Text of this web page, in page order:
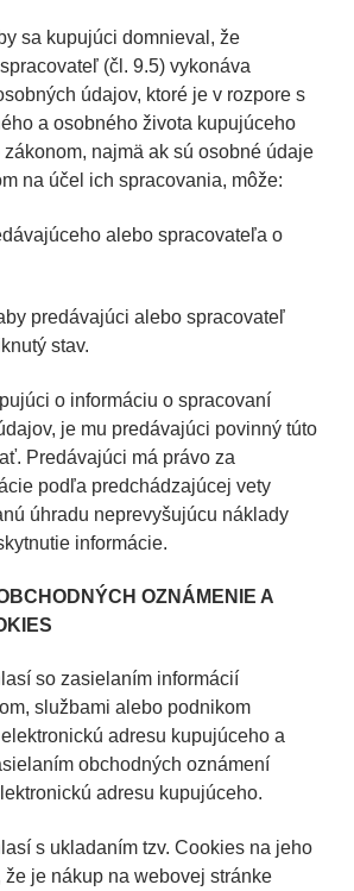
sa kupujúci domnieval, že
(čl. 9.5) vykonáva
údajov, ktoré je v rozpore s
a osobného života kupujúceho
najmä ak sú osobné údaje
na účel ich spracovania, môže:
alebo spracovateľa o
predávajúci alebo spracovateľ
stav.
o informáciu o spracovaní
je mu predávajúci povinný túto
Predávajúci má právo za
podľa predchádzajúcej vety
úhradu neprevyšujúcu náklady
informácie.
OZNÁMENIE A
so zasielaním informácií
službami alebo podnikom
adresu kupujúceho a
obchodných oznámení
adresu kupujúceho.
s ukladaním tzv. Cookies na jeho
že je nákup na webovej stránke